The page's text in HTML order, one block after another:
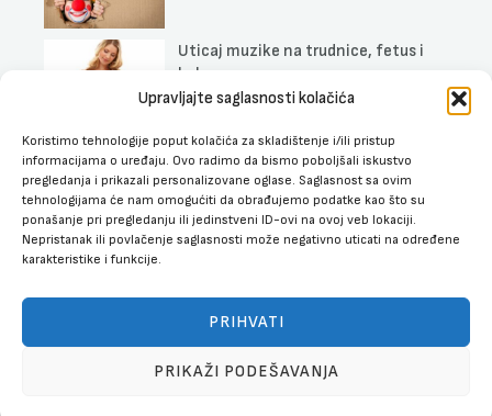
Upravljajte saglasnosti kolačića
Koristimo tehnologije poput kolačića za skladištenje i/ili pristup
informacijama o uređaju. Ovo radimo da bismo poboljšali iskustvo
pregledanja i prikazali personalizovane oglase. Saglasnost sa ovim
tehnologijama će nam omogućiti da obrađujemo podatke kao što su
ponašanje pri pregledanju ili jedinstveni ID-ovi na ovoj veb lokaciji.
Nepristanak ili povlačenje saglasnosti može negativno uticati na određene
karakteristike i funkcije.
PRIHVATI
PRIKAŽI PODEŠAVANJA
Uticaj muzike na trudnice, fetus i
bebe
DETALJNIJE »
Najbolji dečiji kreveti sa fiokom za
spavanje
DETALJNIJE »
Digital